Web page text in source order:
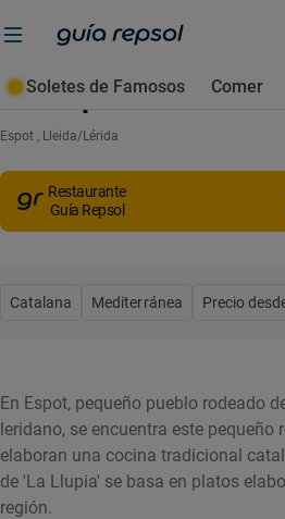
Soletes de Famosos Comer
La Llupia
Espot , Lleida/Lérida
Restaurante
Guía Repsol
Catalana Mediterránea Precio
En Espot, pequeño pueblo rodeado
leridano, se encuentra este pequeño
elaboran una cocina tradicional
de 'La Llupia' se basa en platos
región.